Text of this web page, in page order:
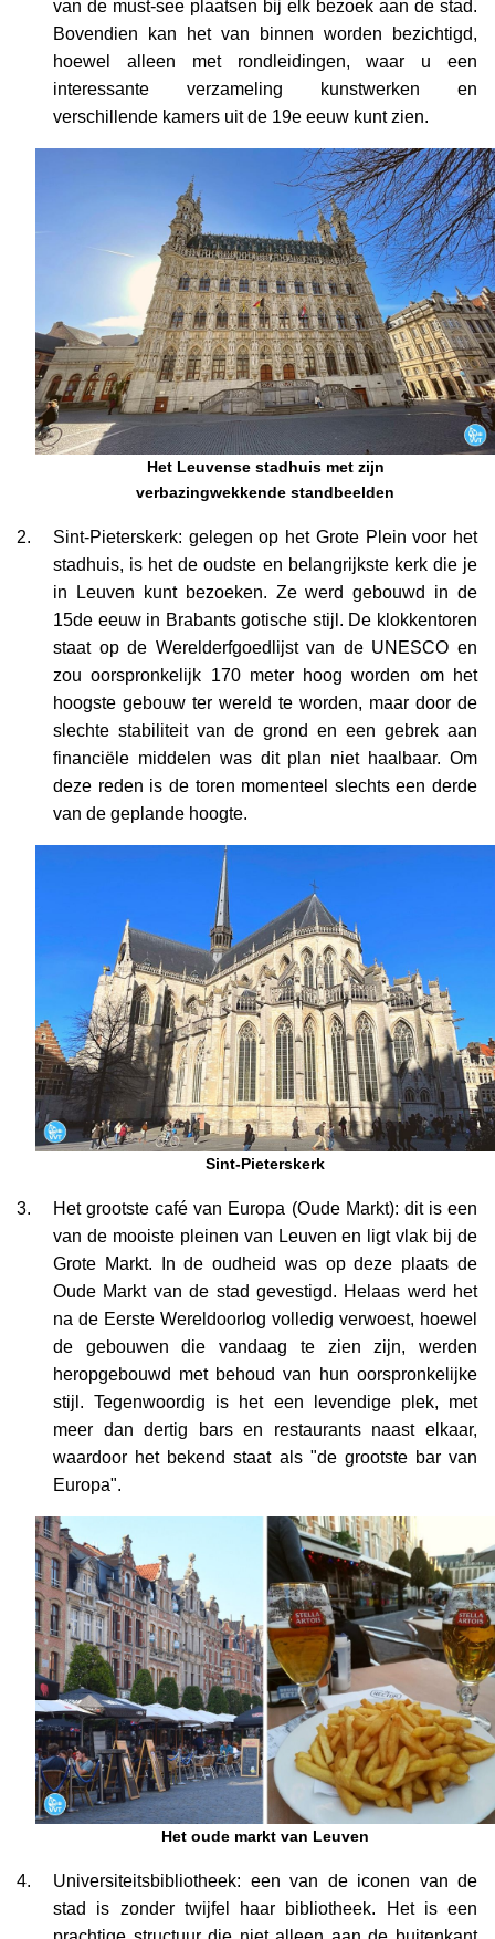
van de must-see plaatsen bij elk bezoek aan de stad.
Bovendien kan het van binnen worden bezichtigd,
hoewel alleen met rondleidingen, waar u een
interessante verzameling kunstwerken en
verschillende kamers uit de 19e eeuw kunt zien.
Het Leuvense stadhuis met zijn
verbazingwekkende standbeelden
Sint-Pieterskerk: gelegen op het Grote Plein voor het
stadhuis, is het de oudste en belangrijkste kerk die je
in Leuven kunt bezoeken. Ze werd gebouwd in de
15de eeuw in Brabants gotische stijl. De klokkentoren
staat op de Werelderfgoedlijst van de UNESCO en
zou oorspronkelijk 170 meter hoog worden om het
hoogste gebouw ter wereld te worden, maar door de
slechte stabiliteit van de grond en een gebrek aan
financiële middelen was dit plan niet haalbaar. Om
deze reden is de toren momenteel slechts een derde
van de geplande hoogte.
Sint-Pieterskerk
Het grootste café van Europa (Oude Markt): dit is een
van de mooiste pleinen van Leuven en ligt vlak bij de
Grote Markt. In de oudheid was op deze plaats de
Oude Markt van de stad gevestigd. Helaas werd het
na de Eerste Wereldoorlog volledig verwoest, hoewel
de gebouwen die vandaag te zien zijn, werden
heropgebouwd met behoud van hun oorspronkelijke
stijl. Tegenwoordig is het een levendige plek, met
meer dan dertig bars en restaurants naast elkaar,
waardoor het bekend staat als "de grootste bar van
Europa".
Het oude markt van Leuven
Universiteitsbibliotheek: een van de iconen van de
stad is zonder twijfel haar bibliotheek. Het is een